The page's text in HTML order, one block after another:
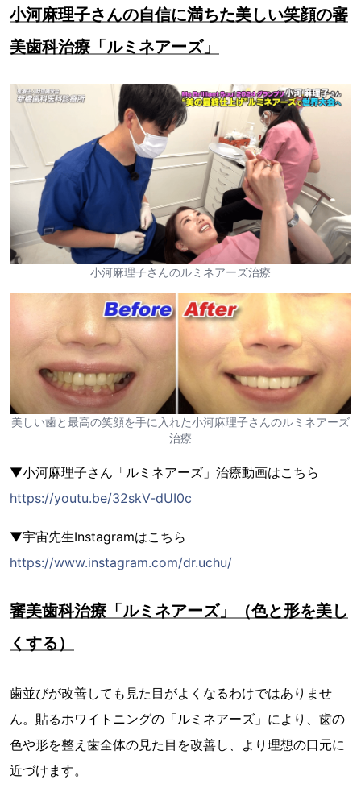
小河麻理子さんの自信に満ちた美しい笑顔の審
美歯科治療「ルミネアーズ」
小河麻理子さんのルミネアーズ治療
美しい歯と最高の笑顔を手に入れた小河麻理子さんのルミネアーズ
治療
▼小河麻理子さん「ルミネアーズ」治療動画はこちら
https://youtu.be/32skV-dUI0c
▼宇宙先生Instagramはこちら
https://www.instagram.com/dr.uchu/
審美歯科治療「ルミネアーズ」（色と形を美し
くする）
歯並びが改善しても見た目がよくなるわけではありませ
ん。貼るホワイトニングの「ルミネアーズ」により、歯の
色や形を整え歯全体の見た目を改善し、より理想の口元に
近づけます。